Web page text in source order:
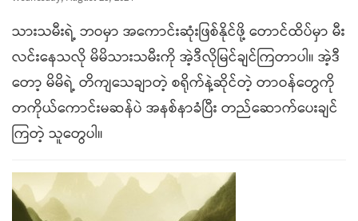
သားသမီးရဲ့ ဘဝမှာ အကောင်းဆုံးဖြစ်နိုင်ဖို့ တောင်ထိပ်မှာ မီး
လင်းနေသလို မိမိသားသမီးကို အဲ့ဒီလိုမြင်ချင်ကြတာပါ။ အဲ့ဒီ
တော့ မိမိရဲ့ တိကျသေချာတဲ့ စရိုက်နဲ့ဆိုင်တဲ့ တာဝန်တွေကို
တကိုယ်ကောင်းမဆန်ပဲ အနစ်နာခံပြီး တည်ဆောက်ပေးချင်
ကြတဲ့ သူတွေပါ။